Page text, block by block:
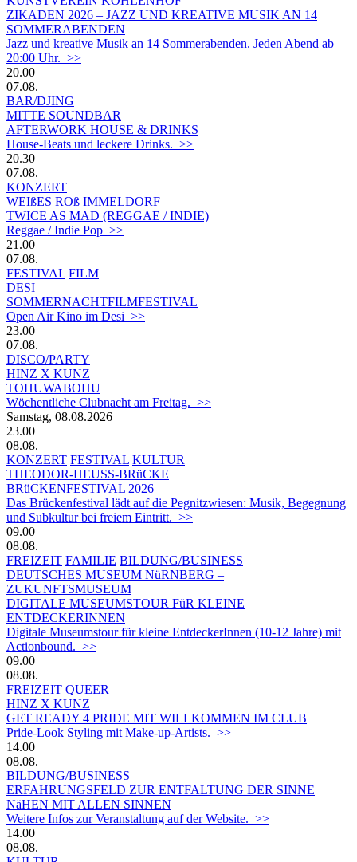
ZIKADEN 2026 – JAZZ UND KREATIVE MUSIK AN 14
SOMMERABENDEN
Jazz und kreative Musik an 14 Sommerabenden. Jeden Abend ab
20:00 Uhr. >>
20.00
07.08.
BAR/DJING
MITTE SOUNDBAR
AFTERWORK HOUSE & DRINKS
House-Beats und leckere Drinks. >>
20.30
07.08.
KONZERT
WEIßES ROß IMMELDORF
TWICE AS MAD (REGGAE / INDIE)
Reggae / Indie Pop >>
21.00
07.08.
FESTIVAL FILM
DESI
SOMMERNACHTFILMFESTIVAL
Open Air Kino im Desi >>
23.00
07.08.
DISCO/PARTY
HINZ X KUNZ
TOHUWABOHU
Wöchentliche Clubnacht am Freitag. >>
Samstag, 08.08.2026
23.00
08.08.
KONZERT FESTIVAL KULTUR
THEODOR-HEUSS-BRüCKE
BRüCKENFESTIVAL 2026
Das Brückenfestival lädt auf die Pegnitzwiesen: Musik, Begegnung
und Subkultur bei freiem Eintritt. >>
09.00
08.08.
FREIZEIT FAMILIE BILDUNG/BUSINESS
DEUTSCHES MUSEUM NüRNBERG –
ZUKUNFTSMUSEUM
DIGITALE MUSEUMSTOUR FüR KLEINE
ENTDECKERINNEN
Digitale Museumstour für kleine EntdeckerInnen (10-12 Jahre) mit
Actionbound. >>
09.00
08.08.
FREIZEIT QUEER
HINZ X KUNZ
GET READY 4 PRIDE MIT WILLKOMMEN IM CLUB
Pride-Look Styling mit Make-up-Artists. >>
14.00
08.08.
BILDUNG/BUSINESS
ERFAHRUNGSFELD ZUR ENTFALTUNG DER SINNE
NäHEN MIT ALLEN SINNEN
Weitere Infos zur Veranstaltung auf der Website. >>
14.00
08.08.